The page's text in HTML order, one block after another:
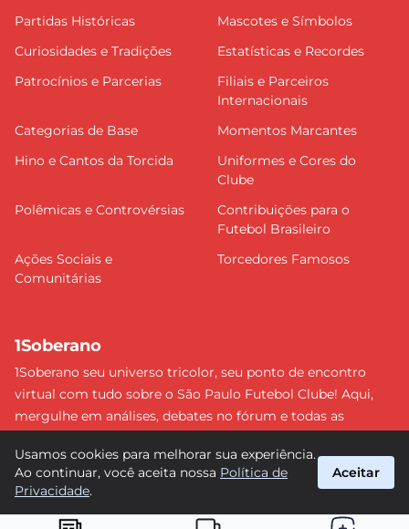
Partidas Históricas
Mascotes e Símbolos
Curiosidades e Tradições
Estatísticas e Recordes
Patrocínios e Parcerias
Filiais e Parceiros
Internacionais
Categorias de Base
Momentos Marcantes
Hino e Cantos da Torcida
Uniformes e Cores do
Clube
Polêmicas e Controvérsias
Contribuições para o
Futebol Brasileiro
Ações Sociais e
Comunitárias
Torcedores Famosos
1Soberano
1Soberano seu universo tricolor, seu ponto de encontro
virtual com tudo sobre o São Paulo Futebol Clube! Aqui,
mergulhe em análises, debates no fórum e todas as
detalhe e faça parte dessa comunidade apaixonada pelo
tricolor paulista. #SPFC #SãoPaulo #1Soberano
Usamos cookies para melhorar sua experiência.
Ao continuar, você aceita nossa Política de
Privacidade.
Aceitar